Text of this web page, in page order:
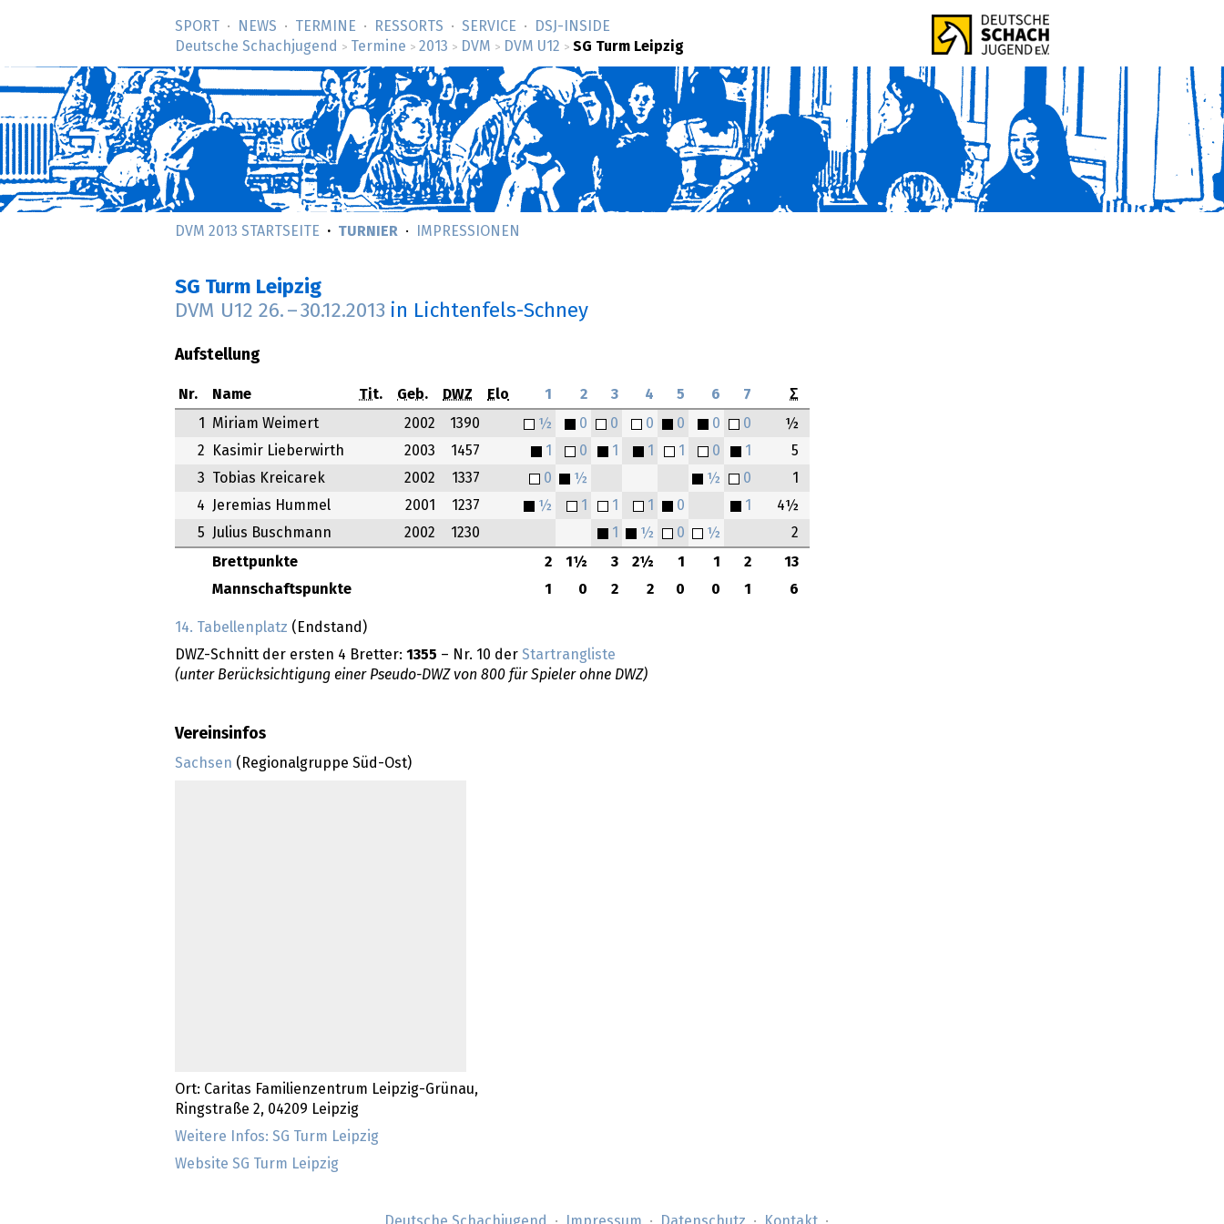
SPORT NEWS TERMINE RESSORTS SERVICE
DSJ-­INSIDE
Deutsche Schachjugend
> Termine > 2013 > DVM > DVM U12 > SG Turm Leipzig
DVM 2013 STARTSEITE TURNIER IMPRESSIONEN
SG Turm Leipzig
DVM U12 26. –30.12.2013 in Lichtenfels-Schney
Aufstellung
Nr. Name Tit. Geb. DWZ Elo 1 2 3 4 5 6 7 Σ
Brettpunkte 2 1½ 3 2½ 1 1 2
13
Mannschaftspunkte
1 0 2 2 0 0 1 6
1 Miriam Weimert 2002 1390 ½ 0 0 0 0 0 0
½
2
Kasimir Lieberwirth 2003 1457 1 0 1 1 1 0 1
5
3
Tobias Kreicarek 2002 1337 0 ½ ½ 0
1
4
Jeremias Hummel 2001 1237 ½ 1 1 1 0 1
4½
5
Julius Buschmann 2002 1230 1 ½ 0 ½ 2
14. Tabellenplatz (Endstand)
DWZ-Schnitt der ersten 4 Bretter: 1355 – Nr. 10 der Startrangliste
(unter Berücksichtigung einer Pseudo-DWZ von 800 für Spieler ohne DWZ)
Vereinsinfos
Sachsen (Regionalgruppe Süd-Ost)
Ort: Caritas Familienzentrum Leipzig-Grünau,
Ringstraße 2, 04209 Leipzig
Weitere Infos: SG Turm Leipzig
Website SG Turm Leipzig